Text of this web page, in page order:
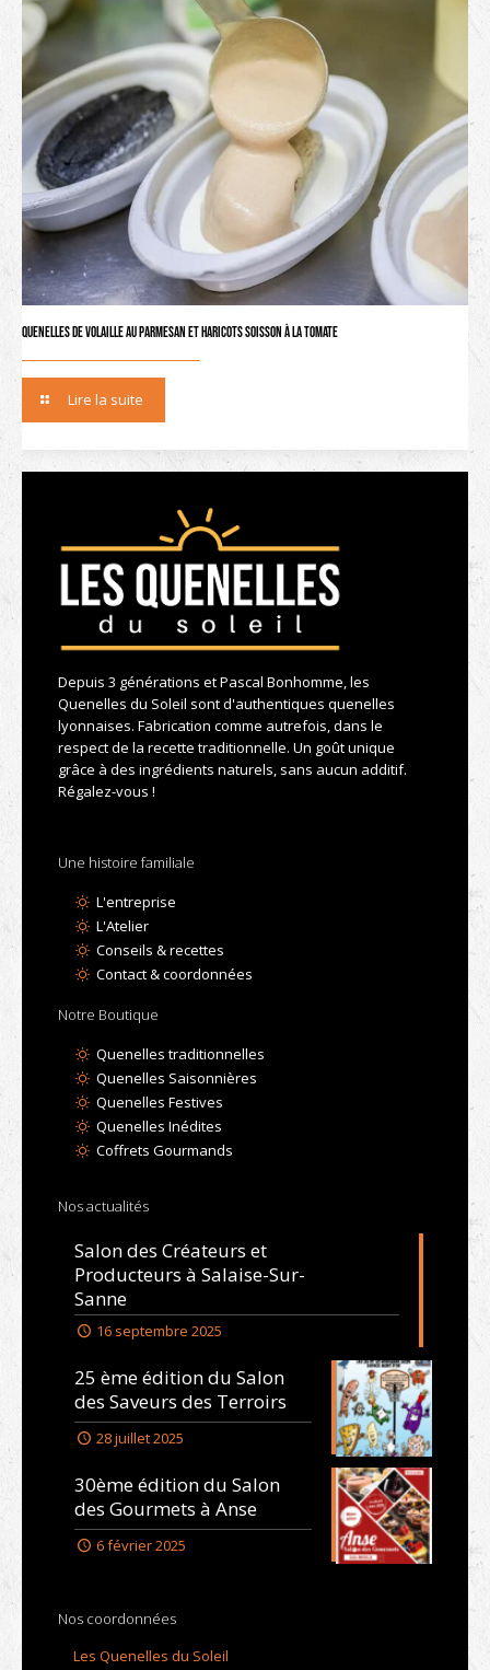
Quenelles de volaille au parmesan et haricots Soisson à la tomate
Lire la suite
Depuis 3 générations et Pascal Bonhomme, les
Quenelles du Soleil sont d'authentiques quenelles
lyonnaises. Fabrication comme autrefois, dans le
respect de la recette traditionnelle. Un goût unique
grâce à des ingrédients naturels, sans aucun additif.
Régalez-vous !
Une histoire familiale
L'entreprise
L'Atelier
Conseils & recettes
Contact & coordonnées
Notre Boutique
Quenelles traditionnelles
Quenelles Saisonnières
Quenelles Festives
Quenelles Inédites
Coffrets Gourmands
Nos actualités
Salon des Créateurs et
Producteurs à Salaise-Sur-
Sanne
16 septembre 2025
25 ème édition du Salon
des Saveurs des Terroirs
28 juillet 2025
30ème édition du Salon
des Gourmets à Anse
6 février 2025
Nos coordonnées
Les Quenelles du Soleil